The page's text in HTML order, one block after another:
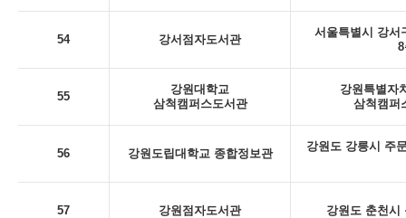
54 강서점자도서관
서울특별시 강서
55
강원대학교
삼척캠퍼스도서관
강원특별자
삼척캠퍼
56 강원도립대학교 종합정보관
강원도 강릉시 주
57 강원점자도서관 강원도 춘천시